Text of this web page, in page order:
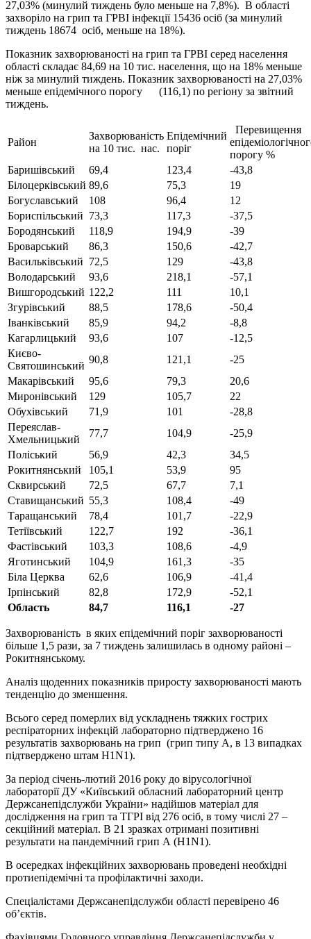
27,03% (минулий тиждень було меньше на 7,8%). В області
захворіло на грип та ГРВІ інфекції 15436 осіб (за минулий
тиждень 18674 осіб, меньше на 18%).
Показник захворюваності на грип та ГРВІ серед населення
області складає 84,69 на 10 тис. населення, що на 18% меньше
ніж за минулий тиждень. Показник захворюваності на 27,03%
меньше епідемічного порогу (116,1) по регіону за звітний
тиждень.
Район
Захворюваність
на 10 тис. нас.
Епідемічний
поріг
Перевищення
порогу %
Баришівський
69,4 123,4
-43,8
Білоцерківський 89,6 75,3
19
Богуславський
108 96,4
12
Бориспільський 73,3 117,3
-37,5
Бородянський
118,9 194,9
-39
Броварський
86,3 150,6
-42,7
Васильківський 72,5 129
-43,8
Володарський
93,6 218,1
-57,1
Вишгородський 122,2 111
10,1
Згурівський
88,5 178,6
-50,4
Іванківський
85,9 94,2
-8,8
Кагарлицький
93,6 107
-12,5
Києво-
Святошинський
90,8 121,1
-25
Макарівський
95,6 79,3
20,6
Миронівський
129 105,7
22
Обухівський
71,9 101
-28,8
Переяслав-
Хмельницький
77,7 104,9
-25,9
Поліський
56,9 42,3
34,5
Рокитнянський
105,1 53,9
95
Сквирський
72,5 67,7
7,1
Ставищанський 55,3 108,4
-49
Таращанський
78,4 101,7
-22,9
Тетіївський
122,7 192
-36,1
Фастівський
103,3 108,6
-4,9
Яготинський
104,9 161,3
-35
Біла Церква
62,6 106,9
-41,4
Ірпінський
82,8 172,9
-52,1
Область
84,7 116,1 -27
Захворюваність в яких епідемічний поріг захворюваності
більше 1,5 рази, за 7 тиждень залишилась в одному районі –
Рокитнянському.
Аналіз щоденних показників приросту захворюваності мають
тенденцію до зменшення.
Всього серед померлих від ускладнень тяжких гострих
респіраторних інфекцій лабораторно підтверджено 16
результатів захворювань на грип (грип типу А, в 13 випадках
підтверджено штам H1N1).
За період січень-лютий 2016 року до вірусологічної
лабораторії ДУ «Київський обласний лабораторний центр
Держсанепідслужби України» надійшов матеріал для
дослідження на грип та ТГРІ від 276 осіб, в тому числі 27 –
секційний матеріал. В 21 зразках отримані позитивні
результати на пандемічний грип А (H1N1).
В осередках інфекційних захворювань проведені необхідні
протиепідемічні та профілактичні заходи.
Спеціалістами Держсанепідслужби області перевірено 46
об’єктів.